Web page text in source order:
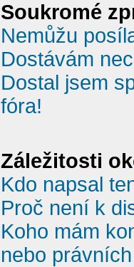
Soukromé
Nemůžu
Dostávám
Dostal jsem
fóra!
Záležitosti
Kdo napsal
Proč není k
Koho mám
nebo